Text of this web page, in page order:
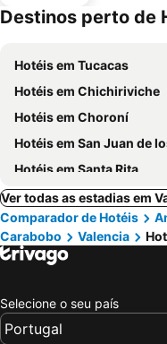
Destinos perto de
Hotéis em Tucacas
Hotéis em Chichiriviche
Hotéis em Choroní
Hotéis em San Juan de los
Hotéis em Santa Rita
Ver todas as estadias em
Comparador de Hotéis
Carabobo
Valencia
Selecione o seu país